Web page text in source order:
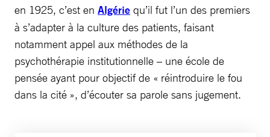
en 1925, c’est en Algérie qu’il fut l’un des premiers
à s’adapter à la culture des patients, faisant
notamment appel aux méthodes de la
psychothérapie institutionnelle – une école de
pensée ayant pour objectif de « réintroduire le fou
dans la cité », d’écouter sa parole sans jugement.